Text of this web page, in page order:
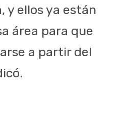
y ellos ya están
área para que
a partir del